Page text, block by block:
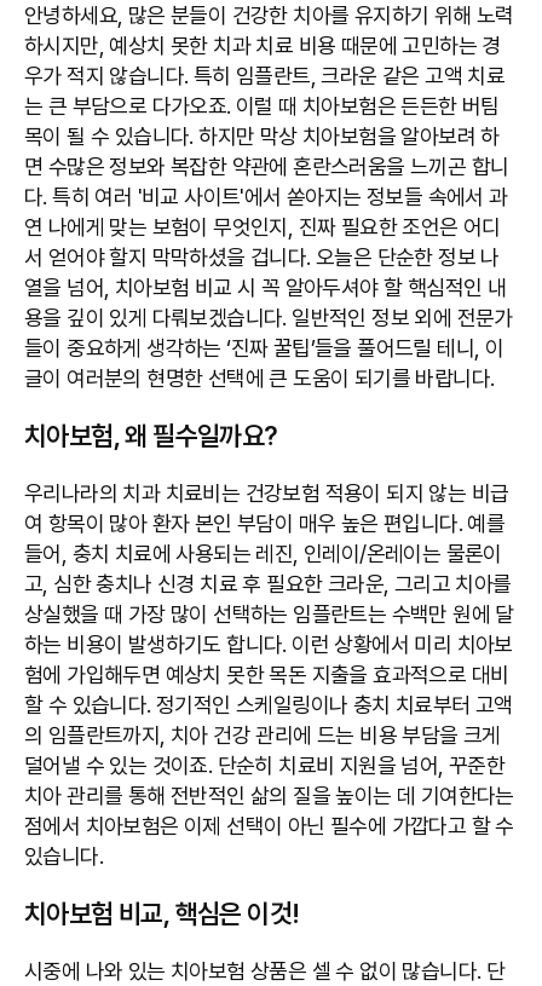
안녕하세요, 많은 분들이 건강한 치아를 유지하기 위해 노력
하시지만, 예상치 못한 치과 치료 비용 때문에 고민하는 경
우가 적지 않습니다. 특히 임플란트, 크라운 같은 고액 치료
는 큰 부담으로 다가오죠. 이럴 때 치아보험은 든든한 버팀
목이 될 수 있습니다. 하지만 막상 치아보험을 알아보려 하
면 수많은 정보와 복잡한 약관에 혼란스러움을 느끼곤 합니
다. 특히 여러 '비교 사이트'에서 쏟아지는 정보들 속에서 과
연 나에게 맞는 보험이 무엇인지, 진짜 필요한 조언은 어디
서 얻어야 할지 막막하셨을 겁니다. 오늘은 단순한 정보 나
열을 넘어, 치아보험 비교 시 꼭 알아두셔야 할 핵심적인 내
용을 깊이 있게 다뤄보겠습니다. 일반적인 정보 외에 전문가
들이 중요하게 생각하는 ‘진짜 꿀팁’들을 풀어드릴 테니, 이
글이 여러분의 현명한 선택에 큰 도움이 되기를 바랍니다.
치아보험, 왜 필수일까요?
우리나라의 치과 치료비는 건강보험 적용이 되지 않는 비급
여 항목이 많아 환자 본인 부담이 매우 높은 편입니다. 예를
들어, 충치 치료에 사용되는 레진, 인레이/온레이는 물론이
고, 심한 충치나 신경 치료 후 필요한 크라운, 그리고 치아를
상실했을 때 가장 많이 선택하는 임플란트는 수백만 원에 달
하는 비용이 발생하기도 합니다. 이런 상황에서 미리 치아보
험에 가입해두면 예상치 못한 목돈 지출을 효과적으로 대비
할 수 있습니다. 정기적인 스케일링이나 충치 치료부터 고액
의 임플란트까지, 치아 건강 관리에 드는 비용 부담을 크게
덜어낼 수 있는 것이죠. 단순히 치료비 지원을 넘어, 꾸준한
치아 관리를 통해 전반적인 삶의 질을 높이는 데 기여한다는
점에서 치아보험은 이제 선택이 아닌 필수에 가깝다고 할 수
있습니다.
치아보험 비교, 핵심은 이것!
시중에 나와 있는 치아보험 상품은 셀 수 없이 많습니다. 단